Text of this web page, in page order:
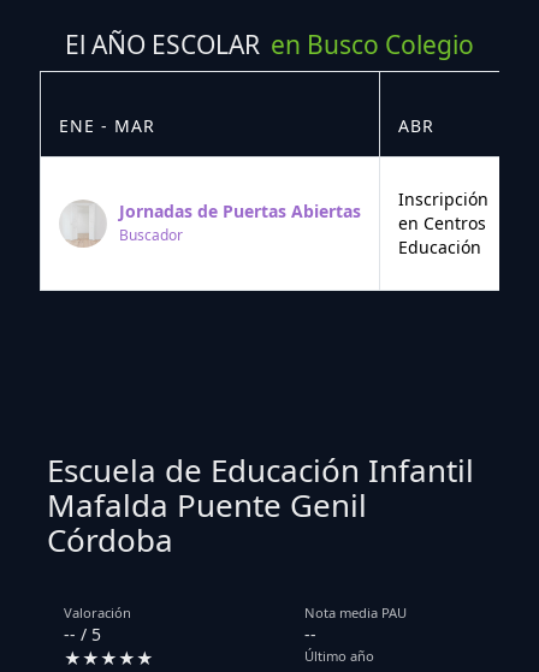
El AÑO ESCOLAR en Busco Colegio
ENE - MAR ABR
Jornadas de Puertas Abiertas
Buscador
Inscripción
en Centros
Educación
Escuela de Educación Infantil
Mafalda Puente Genil
Córdoba
Valoración
-- / 5
★★★★★
Nota media PAU
--
Último año